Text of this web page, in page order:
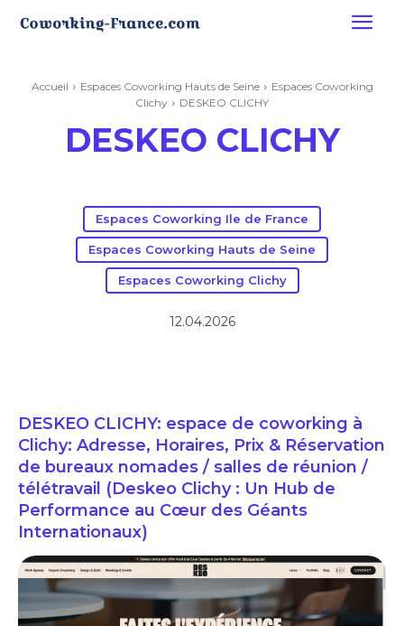
Accueil Espaces Coworking Hauts de Seine
Espaces Coworking
Clichy
DESKEO CLICHY
DESKEO CLICHY
Espaces Coworking Ile de France
Espaces Coworking Hauts de Seine
Espaces Coworking Clichy
12.04.2026
DESKEO CLICHY: espace de coworking à
Clichy: Adresse, Horaires, Prix & Réservation
de bureaux nomades / salles de réunion /
télétravail (Deskeo Clichy : Un Hub de
Performance au Cœur des Géants
Internationaux)